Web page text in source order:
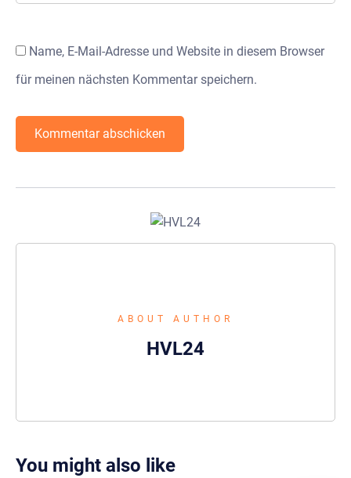
Name, E-Mail-Adresse und Website in diesem Browser
für meinen nächsten Kommentar speichern.
ABOUT AUTHOR
HVL24
You might also like